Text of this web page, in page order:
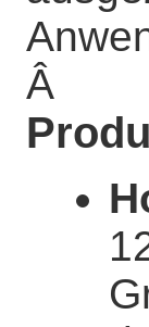
Â